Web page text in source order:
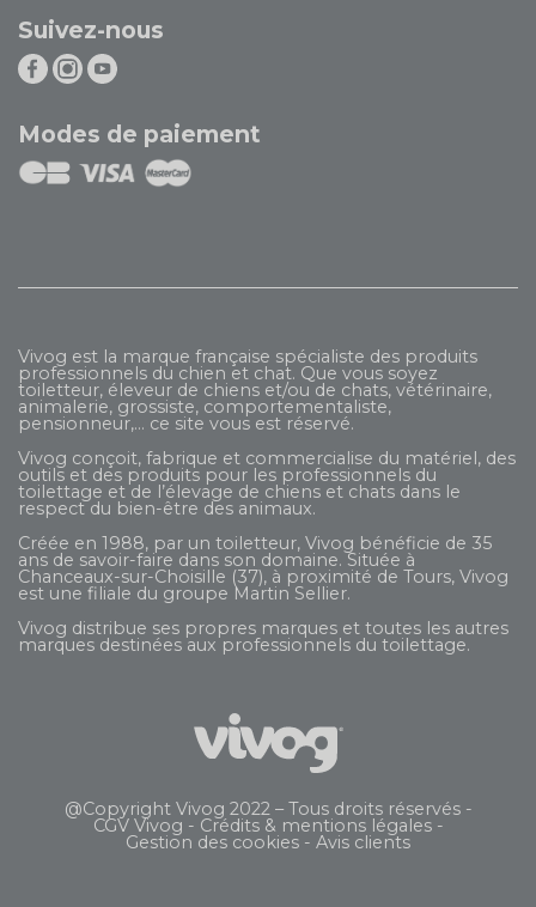
Suivez-nous
Modes de paiement
Vivog est la marque française spécialiste des produits
professionnels du chien et chat. Que vous soyez
toiletteur, éleveur de chiens et/ou de chats, vétérinaire,
animalerie, grossiste, comportementaliste,
pensionneur,... ce site vous est réservé.
Vivog conçoit, fabrique et commercialise du matériel, des
outils et des produits pour les professionnels du
toilettage et de l’élevage de chiens et chats dans le
respect du bien-être des animaux.
Créée en 1988, par un toiletteur, Vivog bénéficie de 35
ans de savoir-faire dans son domaine. Située à
Chanceaux-sur-Choisille (37), à proximité de Tours, Vivog
est une filiale du groupe Martin Sellier.
Vivog distribue ses propres marques et toutes les autres
marques destinées aux professionnels du toilettage.
@Copyright Vivog 2022 – Tous droits réservés -
CGV Vivog - Crédits & mentions légales-
Gestion des cookies - Avis clients